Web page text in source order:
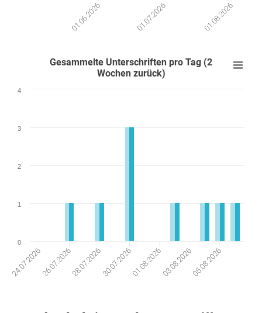
01.06.2026 01.07.2026 01.08.2026
Gesammelte Unterschriften pro Tag (2
Wochen zurück)
24.07.202626.07.202628.07.202630.07.202601.08.202603.08.202605.08.2026
0
1
2
3
4